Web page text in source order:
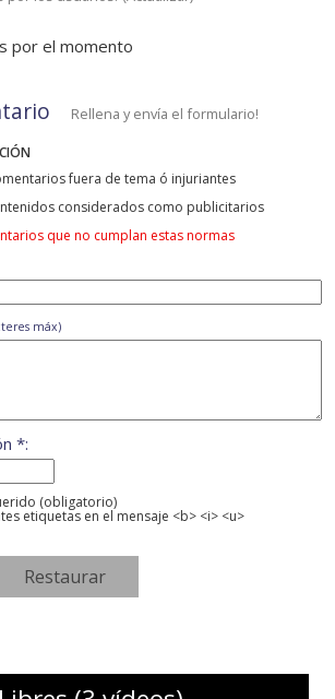
por el momento
Rellena y envía el formulario!
fuera de tema ó injuriantes
considerados como publicitarios
que no cumplan estas normas
máx)
*:
(obligatorio)
etiquetas en el mensaje <b> <i> <u>